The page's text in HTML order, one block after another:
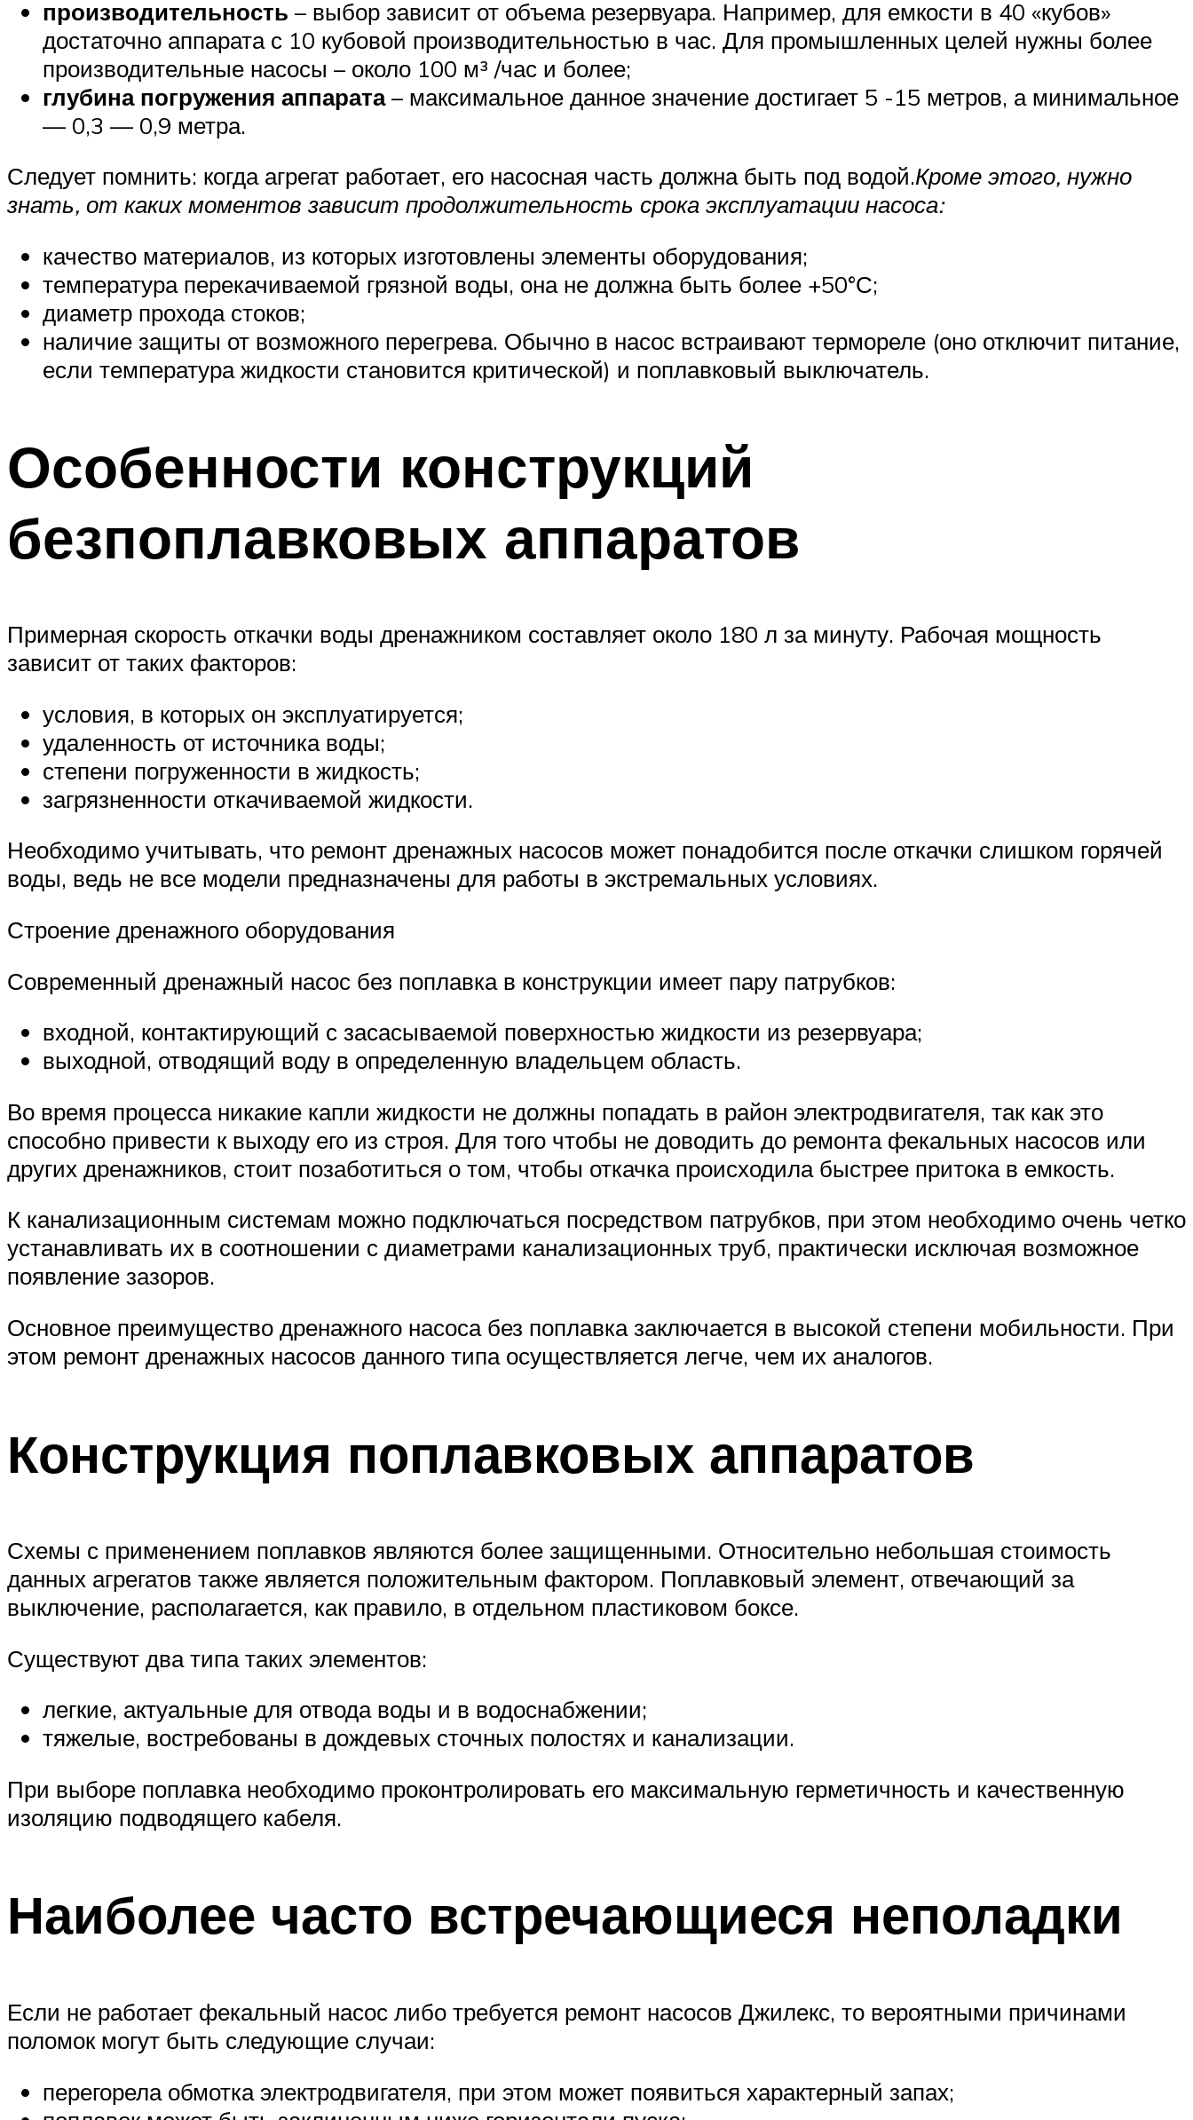
производительность – выбор зависит от объема резервуара. Например, для емкости в 40 «кубов»
достаточно аппарата с 10 кубовой производительностью в час. Для промышленных целей нужны более
производительные насосы – около 100 м³ /час и более;
глубина погружения аппарата– максимальное данное значение достигает 5 -15 метров, а минимальное
— 0,3 — 0,9 метра.
Следует помнить: когда агрегат работает, его насосная часть должна быть под водой.Кроме этого, нужно
знать, от каких моментов зависит продолжительность срока эксплуатации насоса:
качество материалов, из которых изготовлены элементы оборудования;
температура перекачиваемой грязной воды, она не должна быть более +50°С;
диаметр прохода стоков;
наличие защиты от возможного перегрева. Обычно в насос встраивают термореле (оно отключит питание,
если температура жидкости становится критической) и поплавковый выключатель.
Особенности конструкций
безпоплавковых аппаратов
Примерная скорость откачки воды дренажником составляет около 180 л за минуту. Рабочая мощность
зависит от таких факторов:
условия, в которых он эксплуатируется;
удаленность от источника воды;
степени погруженности в жидкость;
загрязненности откачиваемой жидкости.
Необходимо учитывать, что ремонт дренажных насосов может понадобится после откачки слишком горячей
воды, ведь не все модели предназначены для работы в экстремальных условиях.
Строение дренажного оборудования
Современный дренажный насос без поплавка в конструкции имеет пару патрубков:
входной, контактирующий с засасываемой поверхностью жидкости из резервуара;
выходной, отводящий воду в определенную владельцем область.
Во время процесса никакие капли жидкости не должны попадать в район электродвигателя, так как это
способно привести к выходу его из строя. Для того чтобы не доводить до ремонта фекальных насосов или
других дренажников, стоит позаботиться о том, чтобы откачка происходила быстрее притока в емкость.
К канализационным системам можно подключаться посредством патрубков, при этом необходимо очень четко
устанавливать их в соотношении с диаметрами канализационных труб, практически исключая возможное
появление зазоров.
Основное преимущество дренажного насоса без поплавка заключается в высокой степени мобильности. При
этом ремонт дренажных насосов данного типа осуществляется легче, чем их аналогов.
Конструкция поплавковых аппаратов
Схемы с применением поплавков являются более защищенными. Относительно небольшая стоимость
данных агрегатов также является положительным фактором. Поплавковый элемент, отвечающий за
выключение, располагается, как правило, в отдельном пластиковом боксе.
Существуют два типа таких элементов:
легкие, актуальные для отвода воды и в водоснабжении;
тяжелые, востребованы в дождевых сточных полостях и канализации.
При выборе поплавка необходимо проконтролировать его максимальную герметичность и качественную
изоляцию подводящего кабеля.
Наиболее часто встречающиеся неполадки
Если не работает фекальный насос либо требуется ремонт насосов Джилекс, то вероятными причинами
поломок могут быть следующие случаи:
перегорела обмотка электродвигателя, при этом может появиться характерный запах;